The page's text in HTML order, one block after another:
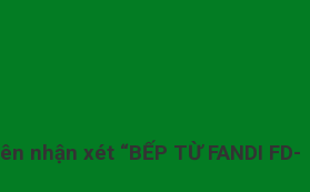
nhận xét “BẾP TỪ FANDI FD-